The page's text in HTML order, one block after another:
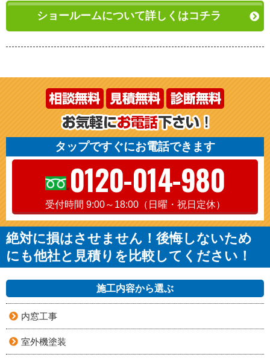
ショールームについて詳しくはコチラ
タップですぐにお電話できます
0120-014-980
受付時間 9:00～18:00（日曜・祝日定休）
絶対に損はさせません！後悔しないため
にも他社と見積りを比較してください！
施工内容から選ぶ
内窓工事
室外機塗装